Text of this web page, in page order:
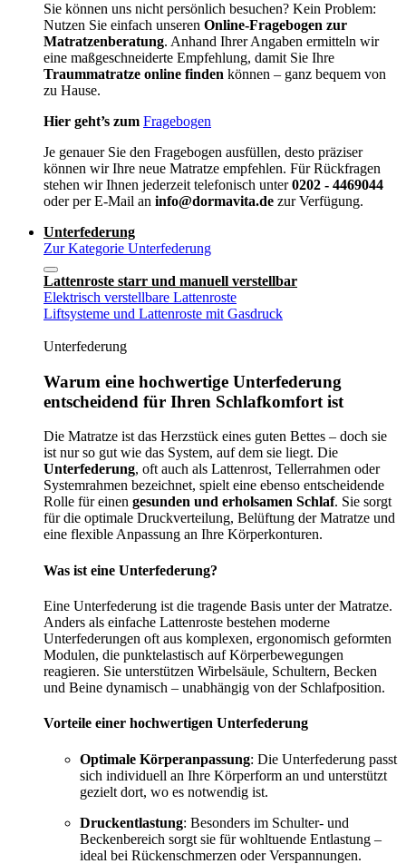
Sie können uns nicht persönlich besuchen? Kein Problem:
Nutzen Sie einfach unseren Online-Fragebogen zur
Matratzenberatung. Anhand Ihrer Angaben ermitteln wir
eine maßgeschneiderte Empfehlung, damit Sie Ihre
Traummatratze online finden können – ganz bequem von
zu Hause.
Hier geht’s zum Fragebogen
Je genauer Sie den Fragebogen ausfüllen, desto präziser
können wir Ihre neue Matratze empfehlen. Für Rückfragen
stehen wir Ihnen jederzeit telefonisch unter0202 - 4469044
oder per E-Mail an info@dormavita.de zur Verfügung.
Unterfederung
Zur Kategorie Unterfederung
Lattenroste starr und manuell verstellbar
Elektrisch verstellbare Lattenroste
Liftsysteme und Lattenroste mit Gasdruck
Unterfederung
Warum eine hochwertige Unterfederung
entscheidend für Ihren Schlafkomfort ist
Die Matratze ist das Herzstück eines guten Bettes – doch sie
ist nur so gut wie das System, auf dem sie liegt. Die
Unterfederung, oft auch als Lattenrost, Tellerrahmen oder
Systemrahmen bezeichnet, spielt eine ebenso entscheidende
Rolle für einen gesunden und erholsamen Schlaf. Sie sorgt
für die optimale Druckverteilung, Belüftung der Matratze und
eine flexible Anpassung an Ihre Körperkonturen.
Was ist eine Unterfederung?
Eine Unterfederung ist die tragende Basis unter der Matratze.
Anders als einfache Lattenroste bestehen moderne
Unterfederungen oft aus komplexen, ergonomisch geformten
Modulen, die punktelastisch auf Körperbewegungen
reagieren. Sie unterstützen Wirbelsäule, Schultern, Becken
und Beine dynamisch – unabhängig von der Schlafposition.
Vorteile einer hochwertigen Unterfederung
Optimale Körperanpassung: Die Unterfederung passt
sich individuell an Ihre Körperform an und unterstützt
gezielt dort, wo es notwendig ist.
Druckentlastung: Besonders im Schulter- und
Beckenbereich sorgt sie für wohltuende Entlastung –
ideal bei Rückenschmerzen oder Verspannungen.